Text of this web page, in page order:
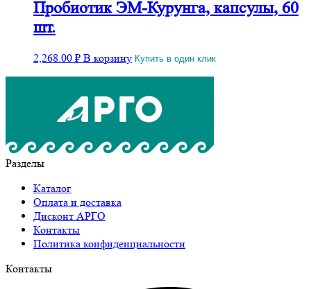
Пробиотик ЭМ-Курунга, капсулы, 60
шт.
2,268.00 ₽ В корзину Купить в один клик
Разделы
Каталог
Оплата и доставка
Дисконт АРГО
Контакты
Политика конфиденциальности
Контакты